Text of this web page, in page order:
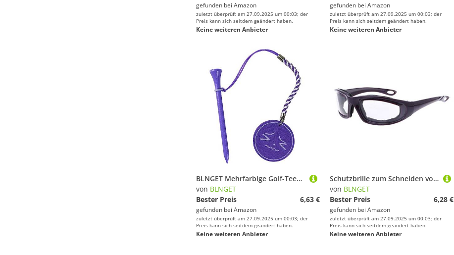
gefunden bei Amazon
zuletzt überprüft am 27.09.2025 um 00:03; der
Preis kann sich seitdem geändert haben.
Keine weiteren Anbieter
gefunden bei Amazon
zuletzt überprüft am 27.09.2025 um 00:03; der
Preis kann sich seitdem geändert haben.
Keine weiteren Anbieter
BLNGET Mehrfarbige Golf-Tees aus Holz mit Anti-Verlust-Seil und EVA-Schaumstoff-Druck, Ballhalter, Geschenk, 83 mm, leicht
von BLNGET
Bester Preis
6,63 €
gefunden bei Amazon
zuletzt überprüft am 27.09.2025 um 00:03; der
Preis kann sich seitdem geändert haben.
Keine weiteren Anbieter
Schutzbrille zum Schneiden von Zwiebeln, praktisch zum Kochen, reißfest, für Küche und Esszimmer, Küche, Brille für Augen
von BLNGET
Bester Preis
6,28 €
gefunden bei Amazon
zuletzt überprüft am 27.09.2025 um 00:03; der
Preis kann sich seitdem geändert haben.
Keine weiteren Anbieter